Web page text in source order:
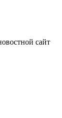
сайт